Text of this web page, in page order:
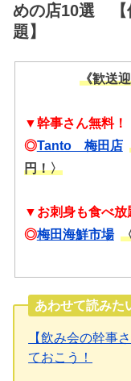
めの店10選 【
題】
《歓送
▼幹事さん無料！
◎Tanto 梅田店
円！〉
▼お刺身も食べ放
◎梅田海鮮市場
あわせて読みた
【飲み会の幹事
ておこう！